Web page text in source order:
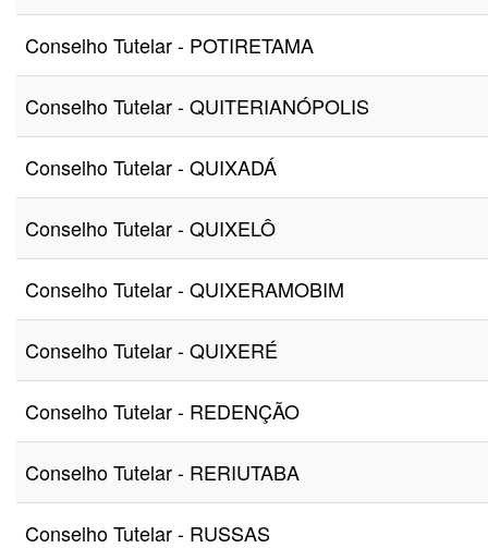
Conselho Tutelar - POTIRETAMA
Conselho Tutelar - QUITERIANÓPOLIS
Conselho Tutelar - QUIXADÁ
Conselho Tutelar - QUIXELÔ
Conselho Tutelar - QUIXERAMOBIM
Conselho Tutelar - QUIXERÉ
Conselho Tutelar - REDENÇÃO
Conselho Tutelar - RERIUTABA
Conselho Tutelar - RUSSAS